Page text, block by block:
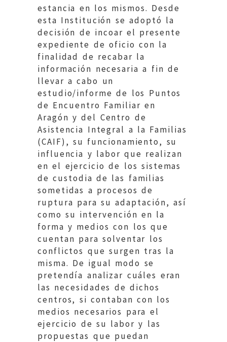
estancia en los mismos. Desde
esta Institución se adoptó la
decisión de incoar el presente
expediente de oficio con la
finalidad de recabar la
información necesaria a fin de
llevar a cabo un
estudio/informe de los Puntos
de Encuentro Familiar en
Aragón y del Centro de
Asistencia Integral a la Familias
(CAIF), su funcionamiento, su
influencia y labor que realizan
en el ejercicio de los sistemas
de custodia de las familias
sometidas a procesos de
ruptura para su adaptación, así
como su intervención en la
forma y medios con los que
cuentan para solventar los
conflictos que surgen tras la
misma. De igual modo se
pretendía analizar cuáles eran
las necesidades de dichos
centros, si contaban con los
medios necesarios para el
ejercicio de su labor y las
propuestas que puedan